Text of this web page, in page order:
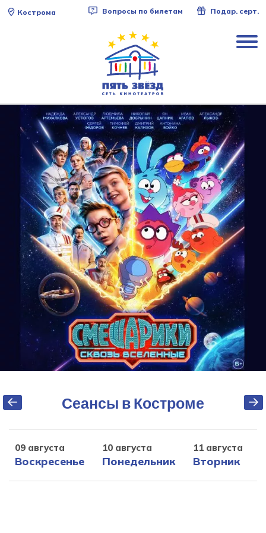
Кострома Вопросы по билетам Подар. серт.
Сеансы в Костроме
09 августа
Воскресенье
10 августа
Понедельник
11 августа
Вторник